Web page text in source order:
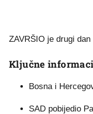
ZAVRŠIO je drugi
Ključne
Bosna i
SAD pobijedio